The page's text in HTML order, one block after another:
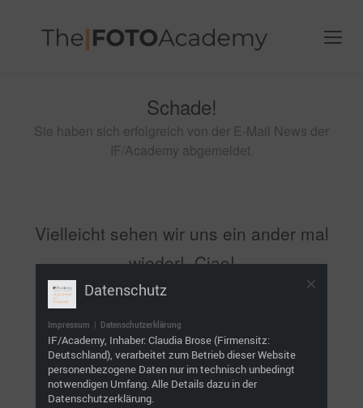
Schade!
Sie haben sich erfolgreich von der E-Mail News der
IF/Academy abgemeldet.
Vielleicht sehen wir uns ein ander mal
wieder!. Ciao!
Datenschutz
Impressum | Datenschutzerklärung
IF/Academy, Inhaber: Claudia Brose (Firmensitz:
Deutschland), verarbeitet zum Betrieb dieser Website
personenbezogene Daten nur im technisch unbedingt
notwendigen Umfang. Alle Details dazu in der
Datenschutzerklärung.